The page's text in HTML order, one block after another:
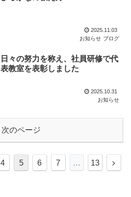
2025.11.03
お知らせ ブログ
日々の努力を称え、社員研修で代
表教室を表彰しました
2025.10.31
お知らせ
次のページ
4 5 6 7 … 13